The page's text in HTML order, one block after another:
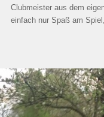
Clubmeister aus dem
einfach nur Spaß am